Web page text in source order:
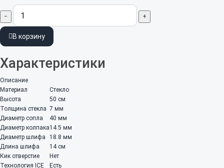
− +
В корзину
Характеристики
Описание
Материал
Стекло
Высота
50 см
Толщина стекла 7 мм
Диаметр сопла
40 мм
Диаметр колпака14.5 мм
Диаметр шлифа
18.8 мм
Длина шлифа
14 см
Кик отверстие
Нет
Технология ICE
Есть